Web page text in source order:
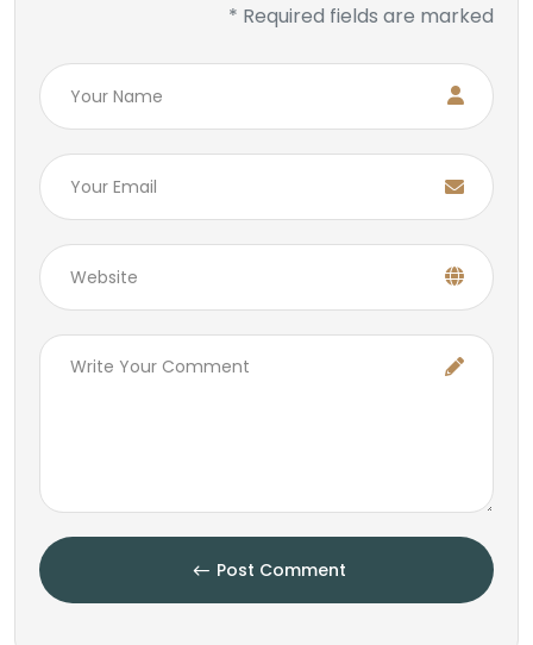
Required fields are marked *
Post Comment